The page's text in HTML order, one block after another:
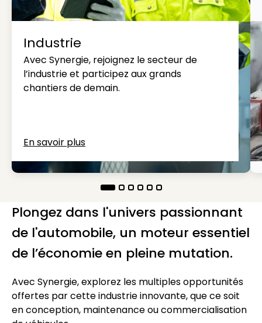
Industrie
Avec Synergie, rejoignez le secteur de
l’industrie et participez aux grands
chantiers de demain.
En savoir plus
Plongez dans l'univers passionnant
de l'automobile, un moteur essentiel
de l’économie en pleine mutation.
Avec Synergie, explorez les multiples opportunités
offertes par cette industrie innovante, que ce soit
en conception, maintenance ou commercialisation